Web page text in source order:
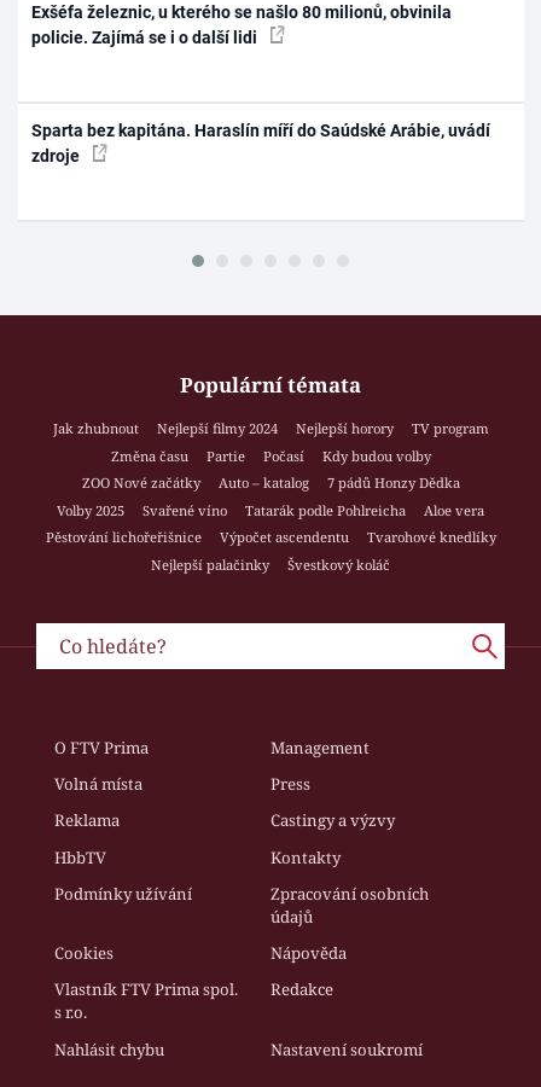
Exšéfa železnic, u kterého se našlo 80 milionů, obvinila
policie. Zajímá se i o další lidi
Sparta bez kapitána. Haraslín míří do Saúdské Arábie, uvádí
zdroje
Populární témata
Jak zhubnout Nejlepší filmy 2024 Nejlepší horory
TV program
Změna času
Partie Počasí
Kdy budou volby
ZOO Nové začátky
Auto – katalog
7 pádů Honzy Dědka
Volby 2025
Svařené víno Tatarák podle Pohlreicha
Aloe vera
Pěstování lichořeřišnice
Výpočet ascendentu
Tvarohové knedlíky
Nejlepší palačinky
Švestkový koláč
O FTV Prima
Management
Volná místa
Press
Reklama
Castingy a výzvy
HbbTV
Kontakty
Podmínky užívání
Zpracování osobních
údajů
Cookies
Nápověda
Vlastník FTV Prima spol.
s r.o.
Redakce
Nahlásit chybu Nastavení soukromí